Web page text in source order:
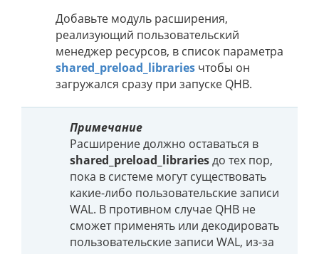
Добавьте модуль расширения,
реализующий пользовательский
менеджер ресурсов, в список параметра
shared_preload_libraries чтобы он
загружался сразу при запуске QHB.
Примечание
Расширение должно оставаться в
shared_preload_librariesдо тех пор,
пока в системе могут существовать
какие-либо пользовательские записи
WAL. В противном случае QHB не
сможет применять или декодировать
пользовательские записи WAL, из-за